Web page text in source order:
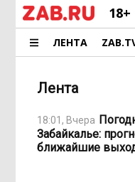
18+
ЛЕНТА
Лента
18:01, Вчера
Забайкалье:
ближайшие